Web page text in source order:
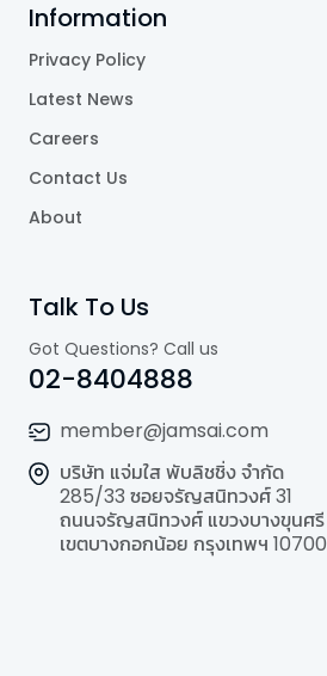
Information
Privacy Policy
Latest News
Careers
Contact Us
About
Talk To Us
Got Questions? Call us
02-8404888
member@jamsai.com
บริษัท แจ่มใส พับลิชชิ่ง จำกัด
285/33 ซอยจรัญสนิทวงศ์ 31
ถนนจรัญสนิทวงศ์ แขวงบางขุนศรี
เขตบางกอกน้อย กรุงเทพฯ 10700